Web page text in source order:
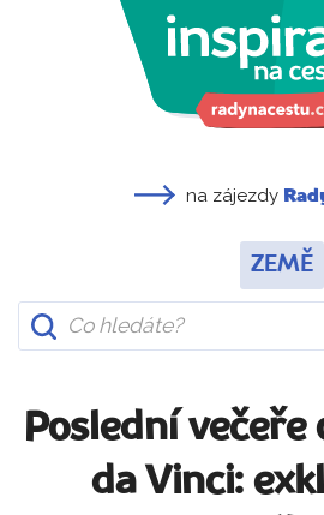
na zájezdy
ZEMĚ
Poslední večeře
da Vinci: